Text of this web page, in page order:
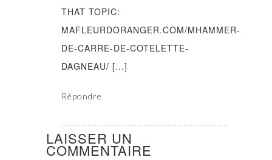
THAT TOPIC:
MAFLEURDORANGER.COM/MHAMMER-
DE-CARRE-DE-COTELETTE-
DAGNEAU/ […]
Répondre
LAISSER UN
COMMENTAIRE